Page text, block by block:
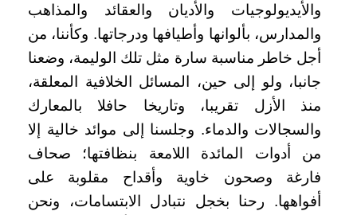
والأيديولوجيات والأديان والعقائد والمذاهب
والمدارس، بألوانها وأطيافها ودرجاتها. وكأننا، من
أجل خاطر مناسبة سارة مثل تلك الوليمة، وضعنا
جانبا، ولو إلى حين، المسائل الخلافية المعلقة،
منذ الأزل تقريبا، وتاريخا حافلا بالمعارك
والسجالات والدماء. وجلسنا إلى موائد خالية إلا
من أدوات المائدة اللامعة بنظافتها؛ صحاف
فارغة وصحون خاوية وأقداح مقلوبة على
أفواهها. رحنا بخجل نتبادل الابتسامات، ونحن